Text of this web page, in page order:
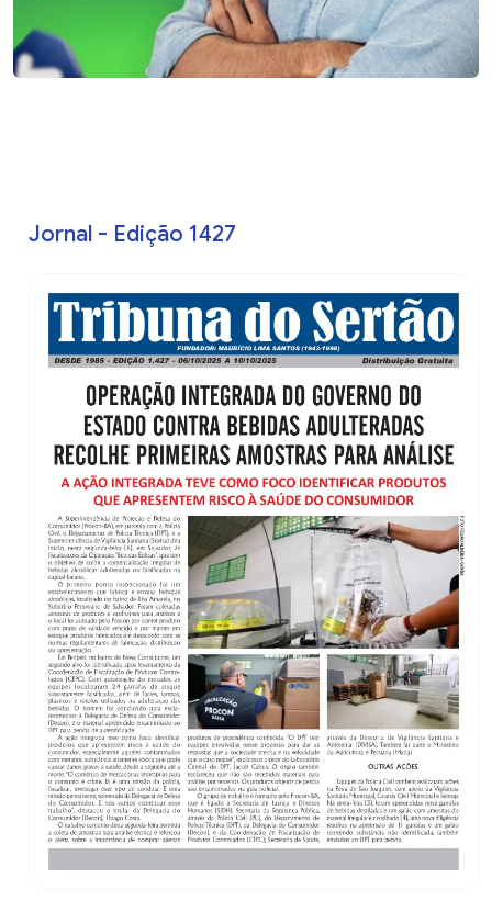
Jornal - Edição 1427